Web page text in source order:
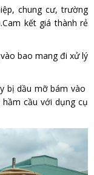
chung cư, trường
kết giá thành rẻ
bao mang đi xử lý
bị dầu mỡ bám vào
cầu với dụng cụ